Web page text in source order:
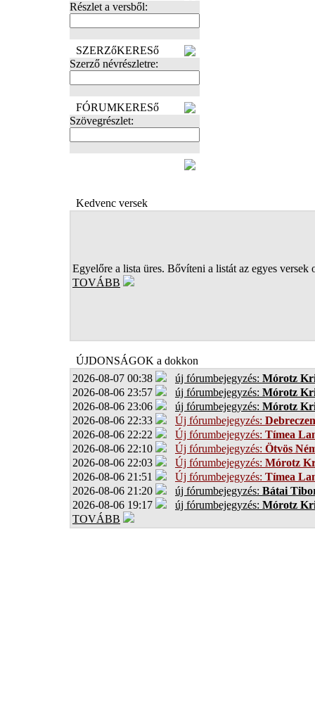
Részlet a versből:
SZERZőKERESő
Szerző névrészletre:
FÓRUMKERESő
Szövegrészlet:
Kedvenc versek
Egyelőre a lista üres. Bővíteni a listát az egyes versek
TOVÁBB
ÚJDONSÁGOK a dokkon
2026-08-07 00:38
új fórumbejegyzés: Mórotz
2026-08-06 23:57
új fórumbejegyzés: Mórotz
2026-08-06 23:06
új fórumbejegyzés: Mórotz
2026-08-06 22:33
Új fórumbejegyzés:
2026-08-06 22:22
Új fórumbejegyzés: Tímea
2026-08-06 22:10
Új fórumbejegyzés: Ötvös
2026-08-06 22:03
Új fórumbejegyzés: Mórotz
2026-08-06 21:51
Új fórumbejegyzés: Tímea
2026-08-06 21:20
új fórumbejegyzés: Bátai
2026-08-06 19:17
új fórumbejegyzés: Mórotz
TOVÁBB